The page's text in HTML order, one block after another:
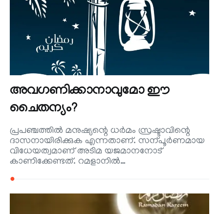
അവഗണിക്കാനാവുമോ ഈ
ചൈതന്യം?
പ്രപഞ്ചത്തില്‍ മനുഷ്യന്റെ ധര്‍മം സ്രഷ്ടാവിന്റെ
ദാസനായിരിക്കുക എന്നതാണ്. സന്പൂര്‍ണമായ
വിധേയത്വമാണ് അടിമ യജമാനനോട്
കാണിക്കേണ്ടത്. റമളാനില്‍…
●